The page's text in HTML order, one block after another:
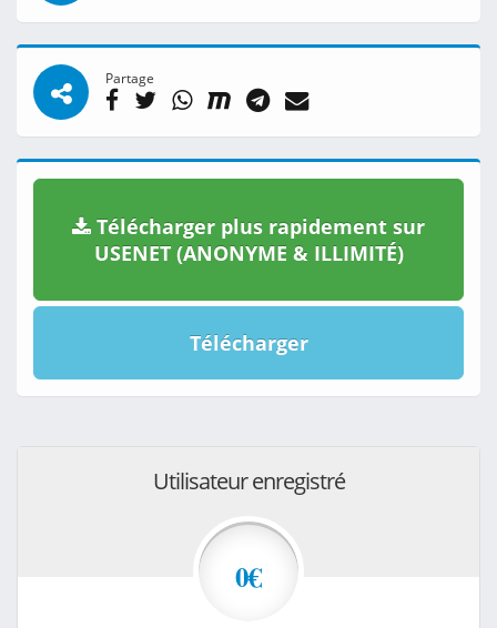
Partage
Télécharger plus rapidement sur
USENET (ANONYME & ILLIMITÉ)
Télécharger
Utilisateur enregistré
0€